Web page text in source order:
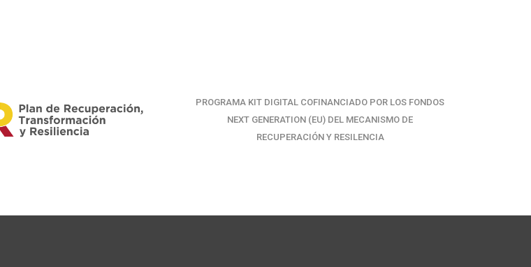
PROGRAMA KIT DIGITAL COFINANCIADO POR LOS FONDOS
NEXT GENERATION (EU) DEL MECANISMO DE
RECUPERACIÓN Y RESILENCIA